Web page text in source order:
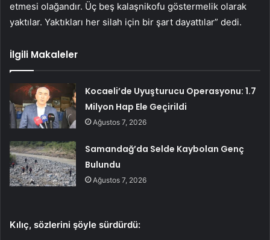
etmesi olağandır. Üç beş kalaşnikofu göstermelik olarak
yaktılar. Yaktıkları her silah için bir şart dayattılar” dedi.
İlgili Makaleler
Kocaeli’de Uyuşturucu Operasyonu: 1.7
Milyon Hap Ele Geçirildi
Ağustos 7, 2026
Samandağ’da Selde Kaybolan Genç
Bulundu
Ağustos 7, 2026
Kılıç, sözlerini şöyle sürdürdü: